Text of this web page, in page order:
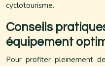
cyclotourisme.
Conseils
équipement
Pour profiter pleinement